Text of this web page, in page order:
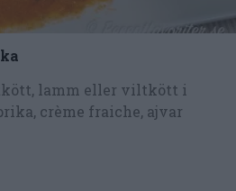
lamm eller viltkött i
crème fraiche, ajvar